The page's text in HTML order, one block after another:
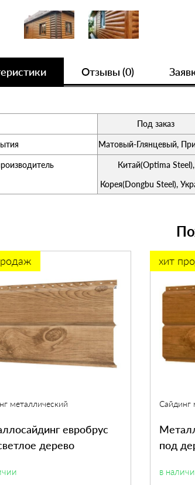
Отзывы (0)
Под заказ
Матовый-Глянцевый,
Китай(Optima Steel),
Корея(Dongbu Steel),
металлический
евробрус
дерево
хит
Сайдинг
под
в